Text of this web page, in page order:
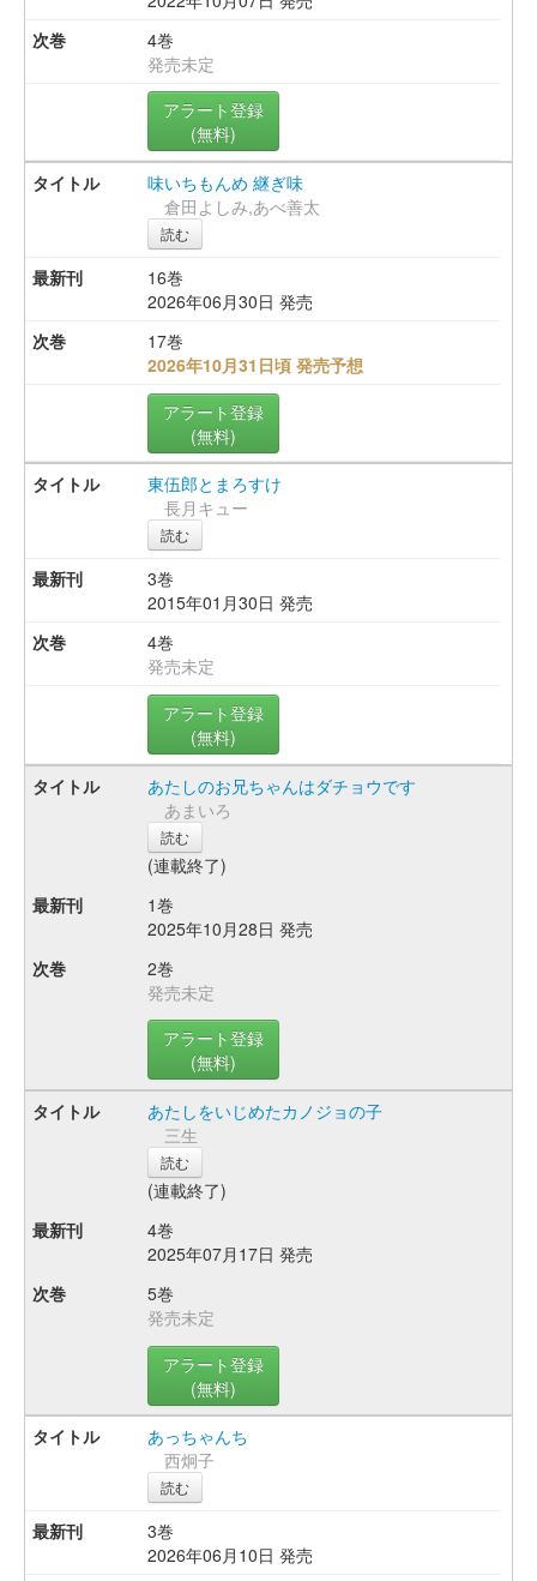
4巻
発売未定
アラート登録
(無料)
味いちもんめ 継ぎ味
倉田よしみ,あべ善太
読む
16巻
2026年06月30日 発売
17巻
2026年10月31日頃 発売予想
アラート登録
(無料)
東伍郎とまろすけ
長月キュー
読む
3巻
2015年01月30日 発売
4巻
発売未定
アラート登録
(無料)
あたしのお兄ちゃんはダチョウです
あまいろ
読む
(連載終了)
1巻
2025年10月28日 発売
2巻
発売未定
アラート登録
(無料)
あたしをいじめたカノジョの子
三生
読む
(連載終了)
4巻
2025年07月17日 発売
5巻
発売未定
アラート登録
(無料)
あっちゃんち
西炯子
読む
3巻
2026年06月10日 発売